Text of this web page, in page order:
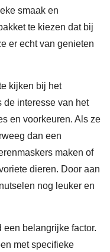
smaak en
te kiezen dat bij
er echt van genieten
kijken bij het
de interesse van het
en voorkeuren. Als ze
dan een
maken of
dieren. Door aan
nog leuker en
een belangrijke factor.
met specifieke